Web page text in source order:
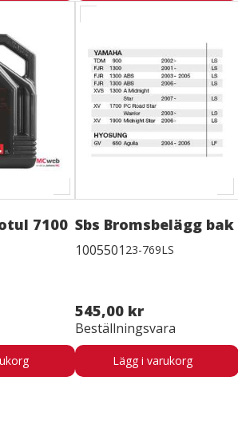
7100 Sbs Bromsbelägg bak
1005501 23-769LS
545,00 kr
Beställningsvara
Lägg i varukorg